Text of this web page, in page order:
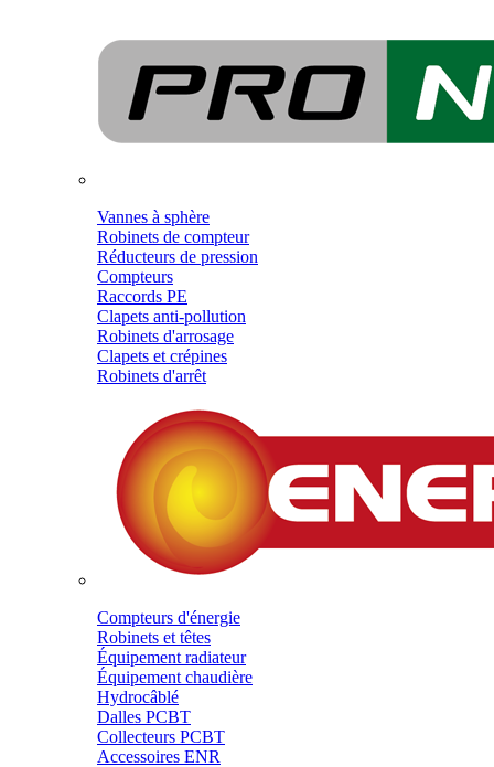
Vannes à sphère
Robinets de compteur
Réducteurs de pression
Compteurs
Raccords PE
Clapets anti-pollution
Robinets d'arrosage
Clapets et crépines
Robinets d'arrêt
Compteurs d'énergie
Robinets et têtes
Équipement radiateur
Équipement chaudière
Hydrocâblé
Dalles PCBT
Collecteurs PCBT
Accessoires ENR